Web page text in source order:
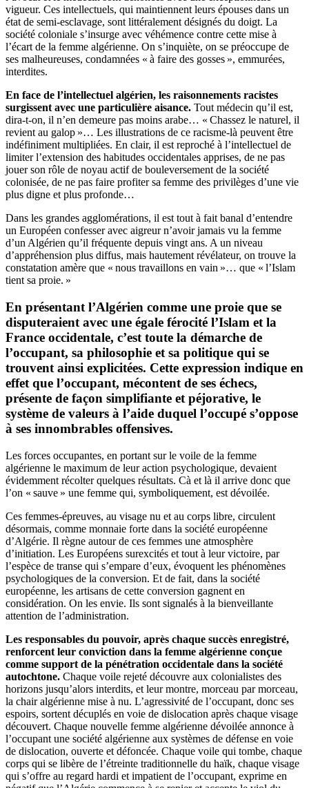
vigueur. Ces intellectuels, qui maintiennent leurs épouses dans un
état de semi-esclavage, sont littéralement désignés du doigt. La
société coloniale s’insurge avec véhémence contre cette mise à
l’écart de la femme algérienne. On s’inquiète, on se préoccupe de
ses malheureuses, condamnées « à faire des gosses », emmurées,
interdites.
En face de l’intellectuel algérien, les raisonnements racistes
surgissent avec une particulière aisance. Tout médecin qu’il est,
dira-t-on, il n’en demeure pas moins arabe… « Chassez le naturel, il
revient au galop »… Les illustrations de ce racisme-là peuvent être
indéfiniment multipliées. En clair, il est reproché à l’intellectuel de
limiter l’extension des habitudes occidentales apprises, de ne pas
jouer son rôle de noyau actif de bouleversement de la société
colonisée, de ne pas faire profiter sa femme des privilèges d’une vie
plus digne et plus profonde…
Dans les grandes agglomérations, il est tout à fait banal d’entendre
un Européen confesser avec aigreur n’avoir jamais vu la femme
d’un Algérien qu’il fréquente depuis vingt ans. A un niveau
d’appréhension plus diffus, mais hautement révélateur, on trouve la
constatation amère que « nous travaillons en vain »… que « l’Islam
tient sa proie. »
En présentant l’Algérien comme une proie que se
disputeraient avec une égale férocité l’Islam et la
France occidentale, c’est toute la démarche de
l’occupant, sa philosophie et sa politique qui se
trouvent ainsi explicitées. Cette expression indique en
effet que l’occupant, mécontent de ses échecs,
présente de façon simplifiante et péjorative, le
système de valeurs à l’aide duquel l’occupé s’oppose
à ses innombrables offensives.
Les forces occupantes, en portant sur le voile de la femme
algérienne le maximum de leur action psychologique, devaient
évidemment récolter quelques résultats. Cà et là il arrive donc que
l’on « sauve » une femme qui, symboliquement, est dévoilée.
Ces femmes-épreuves, au visage nu et au corps libre, circulent
désormais, comme monnaie forte dans la société européenne
d’Algérie. Il règne autour de ces femmes une atmosphère
d’initiation. Les Européens surexcités et tout à leur victoire, par
l’espèce de transe qui s’empare d’eux, évoquent les phénomènes
psychologiques de la conversion. Et de fait, dans la société
européenne, les artisans de cette conversion gagnent en
considération. On les envie. Ils sont signalés à la bienveillante
attention de l’administration.
Les responsables du pouvoir, après chaque succès enregistré,
renforcent leur conviction dans la femme algérienne conçue
comme support de la pénétration occidentale dans la société
autochtone. Chaque voile rejeté découvre aux colonialistes des
horizons jusqu’alors interdits, et leur montre, morceau par morceau,
la chair algérienne mise à nu. L’agressivité de l’occupant, donc ses
espoirs, sortent décuplés en voie de dislocation après chaque visage
découvert. Chaque nouvelle femme algérienne dévoilée annonce à
l’occupant une société algérienne aux systèmes de défense en voie
de dislocation, ouverte et défoncée. Chaque voile qui tombe, chaque
corps qui se libère de l’étreinte traditionnelle du haïk, chaque visage
qui s’offre au regard hardi et impatient de l’occupant, exprime en